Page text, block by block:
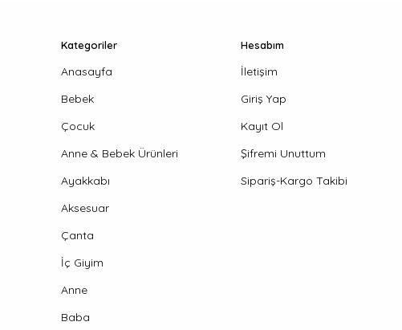
Kategoriler
Anasayfa
Bebek
Çocuk
Anne & Bebek Ürünleri
Ayakkabı
Aksesuar
Çanta
İç Giyim
Anne
Baba
Hesabım
İletişim
Giriş Yap
Kayıt Ol
Şifremi Unuttum
Sipariş-Kargo Takibi